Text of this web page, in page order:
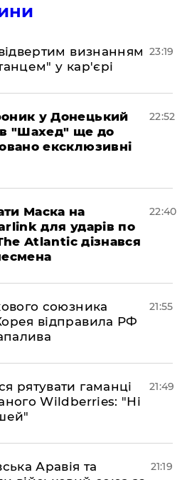
визнанням
у кар'єрі
23:19
у Донецький
"Шахед" ще до
ексклюзивні
22:52
Маска на
для ударів по
Atlantic дізнався
22:40
союзника
відправила РФ
21:55
рятувати гаманці
Wildberries: "Ні
21:49
Аравія та
21:19